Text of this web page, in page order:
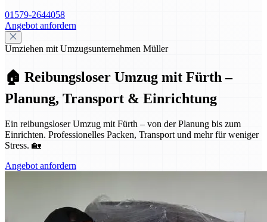
01579-2644058
Angebot anfordern
Umziehen mit Umzugsunternehmen Müller
🏠 Reibungsloser Umzug mit Fürth –
Planung, Transport & Einrichtung
Ein reibungsloser Umzug mit Fürth – von der Planung bis zum
Einrichten. Professionelles Packen, Transport und mehr für weniger
Stress. 🏡
Angebot anfordern